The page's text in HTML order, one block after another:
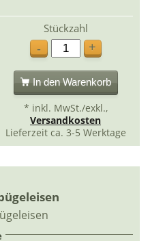
Stückzahl
-
+
In den Warenkorb
* inkl. MwSt./exkl.,
Versandkosten
Lieferzeit ca. 3-5 Werktage